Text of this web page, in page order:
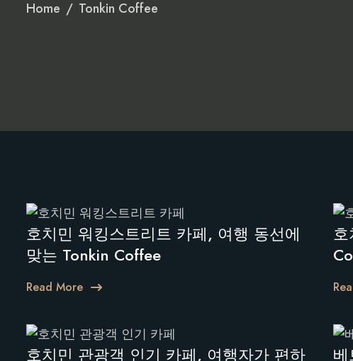
Home
Tonkin Coffee
호치민 워킹스트리트 카페, 여행 동선에
맞는 Tonkin Coffee
Read More
호치민 관광객 인기 카페, 여행자가 편하